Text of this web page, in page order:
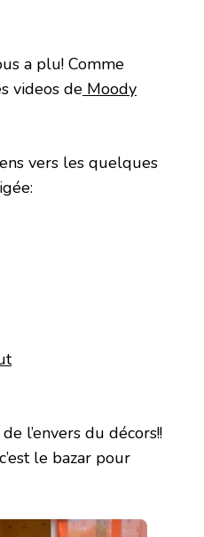
a plu! Comme
videos de Moody
vers les quelques
l’envers du décors!!
le bazar pour